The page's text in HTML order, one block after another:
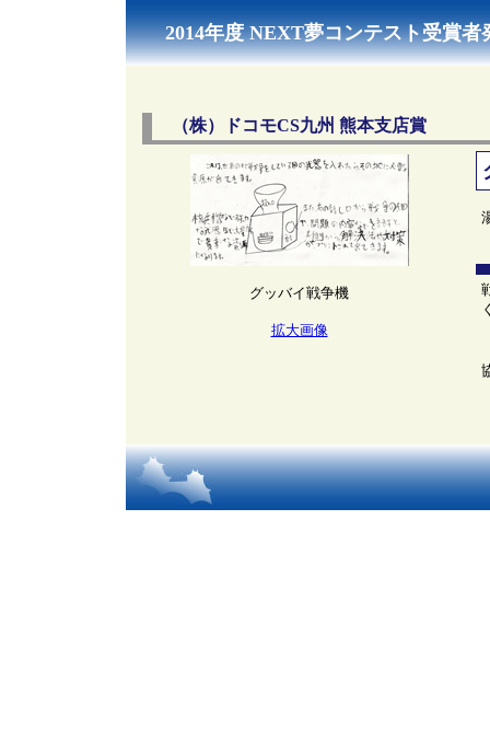
2014年度 NEXT夢コンテスト受賞者
（株）ドコモCS九州 熊本支店賞
グッバイ戦争機
拡大画像